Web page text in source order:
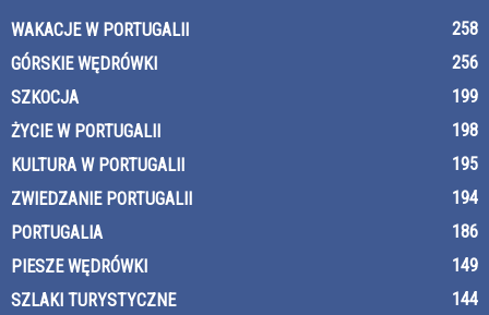
WAKACJE W PORTUGALII
258
GÓRSKIE WĘDRÓWKI
256
SZKOCJA
199
ŻYCIE W PORTUGALII
198
KULTURA W PORTUGALII
195
ZWIEDZANIE PORTUGALII
194
PORTUGALIA
186
PIESZE WĘDRÓWKI
149
SZLAKI TURYSTYCZNE
144